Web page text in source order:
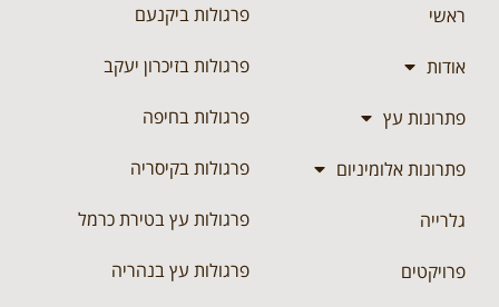
ראשי
אודות
פתרונות עץ
פתרונות אלומיניום
גלרייה
פרויקטים
פרגולות ביקנעם
פרגולות בזיכרון יעקב
פרגולות בחיפה
פרגולות בקיסריה
פרגולות עץ בטירת כרמל
פרגולות עץ בנהריה